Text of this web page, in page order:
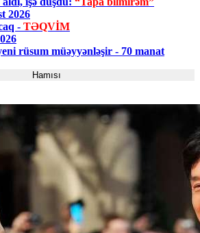
2026
- TƏQVİM
rüsum müəyyənləşir - 70 manat
Hamısı